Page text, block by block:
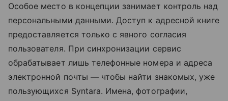
Особое место в концепции занимает контроль над
персональными данными. Доступ к адресной книге
предоставляется только с явного согласия
пользователя. При синхронизации сервис
обрабатывает лишь телефонные номера и адреса
электронной почты — чтобы найти знакомых, уже
пользующихся Syntara. Имена, фотографии,